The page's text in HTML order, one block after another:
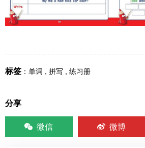
标签 ： 单词 , 拼写 , 练习册
分享
微信
微博